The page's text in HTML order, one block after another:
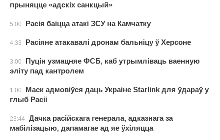
прыняцце «адскіх санкцый»
5:00 Расія баіцца атакі ЗСУ на Камчатку
4:33 Расіяне атакавалі дронам бальніцу ў Херсоне
3:00
Пуцін узмацняе ФСБ, каб утрымліваць ваенную
эліту пад кантролем
1:00
Маск адмовіўся даць Украіне Starlink для ўдараў у
глыб Расіі
23:44 Дачка расійскага генерала, адказнага за
мабілізацыю, дапамагае ад яе ўхіляцца